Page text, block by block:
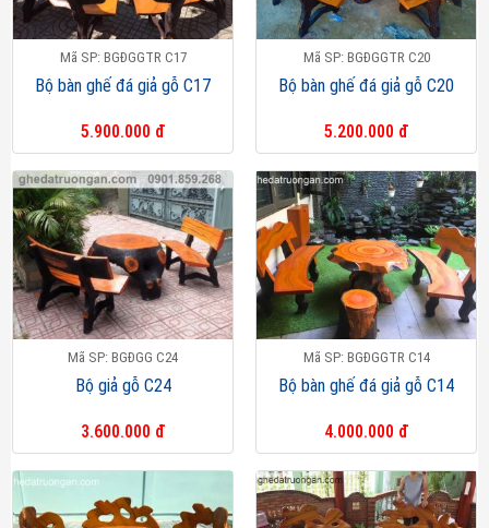
Mã SP: BGĐGGTR C17
Bộ bàn ghế đá giả gỗ C17
5.900.000 đ
Mã SP: BGĐGGTR C20
Bộ bàn ghế đá giả gỗ C20
5.200.000 đ
Mã SP: BGĐGG C24
Bộ giả gỗ C24
3.600.000 đ
Mã SP: BGĐGGTR C14
Bộ bàn ghế đá giả gỗ C14
4.000.000 đ